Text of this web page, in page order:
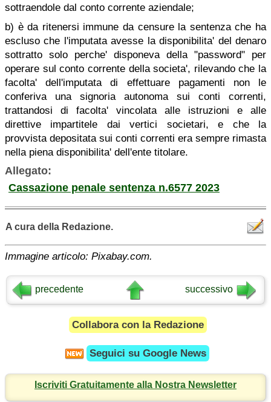
sottraendole dal conto corrente aziendale;
b) è da ritenersi immune da censure la sentenza che ha
escluso che l'imputata avesse la disponibilita' del denaro
sottratto solo perche' disponeva della "password" per
operare sul conto corrente della societa', rilevando che la
facolta' dell'imputata di effettuare pagamenti non le
conferiva una signoria autonoma sui conti correnti,
trattandosi di facolta' vincolata alle istruzioni e alle
direttive impartitele dai vertici societari, e che la
provvista depositata sui conti correnti era sempre rimasta
nella piena disponibilita' dell'ente titolare.
Allegato:
Cassazione penale sentenza n.6577 2023
A cura della Redazione.
Immagine articolo: Pixabay.com.
precedente successivo
Collabora con la Redazione
Seguici su Google News
Iscriviti Gratuitamente alla Nostra Newsletter